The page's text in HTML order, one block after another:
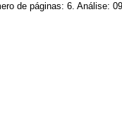
de páginas: 6. Análise: